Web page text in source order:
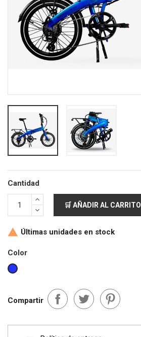
Cantidad
🛒 AÑADIR AL CARRITO
 Últimas unidades en stock
Color
Azul
Compartir